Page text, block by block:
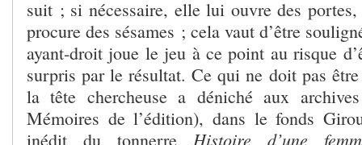
suit ; si nécessaire, elle lui ouvre des
procure des sésames ; cela vaut d’être
ayant-droit joue le jeu à ce point au risque
surpris par le résultat. Ce qui ne doit pas
la tête chercheuse a déniché aux
Mémoires de l’édition), dans le fonds
inédit du tonnerre Histoire d’une